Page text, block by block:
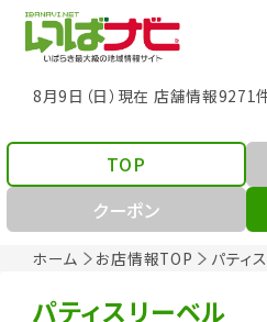
8月9日（日）現在 店舗情報
ホーム お店情報TOP パティ
TOP
クーポン
パティスリーベル